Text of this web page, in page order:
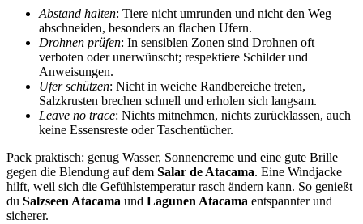
Abstand halten: Tiere nicht umrunden und nicht den Weg
abschneiden, besonders an flachen Ufern.
Drohnen prüfen: In sensiblen Zonen sind Drohnen oft
verboten oder unerwünscht; respektiere Schilder und
Anweisungen.
Ufer schützen: Nicht in weiche Randbereiche treten,
Salzkrusten brechen schnell und erholen sich langsam.
Leave no trace: Nichts mitnehmen, nichts zurücklassen, auch
keine Essensreste oder Taschentücher.
Pack praktisch: genug Wasser, Sonnencreme und eine gute Brille
gegen die Blendung auf dem Salar de Atacama. Eine Windjacke
hilft, weil sich die Gefühlstemperatur rasch ändern kann. So genießt
du Salzseen Atacama und Lagunen Atacama entspannter und
sicherer.